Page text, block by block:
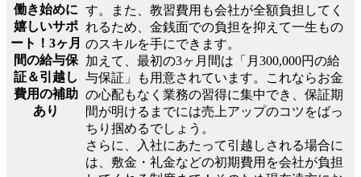
働き始めに
嬉しいサポ
ート！3ヶ月
間の給与保
証＆引越し
費用の補助
あり
す。また、教習費用も会社が全額負担してく
れるため、金銭面での負担を抑えて一生もの
のスキルを手にできます。
加えて、最初の3ヶ月間は「月300,000円の給
与保証」も用意されています。これならお金
の心配もなく業務の習得に集中でき、保証期
間が明けるまでには売上アップのコツをばっ
ちり掴めるでしょう。
さらに、入社にあたって引越しされる場合に
は、敷金・礼金などの初期費用を会社が負担